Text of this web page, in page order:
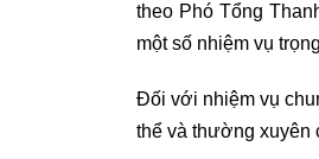
theo Phó Tổng
một số nhiệm vụ
Đối với nhiệm vụ
thể và thường xuyên